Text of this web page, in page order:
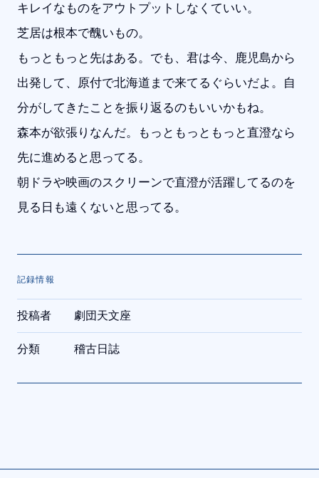
キレイなものをアウトプットしなくていい。
芝居は根本で醜いもの。
もっともっと先はある。でも、君は今、鹿児島から
出発して、原付で北海道まで来てるぐらいだよ。自
分がしてきたことを振り返るのもいいかもね。
森本が欲張りなんだ。もっともっともっと直澄なら
先に進めると思ってる。
朝ドラや映画のスクリーンで直澄が活躍してるのを
見る日も遠くないと思ってる。
記録情報
投稿者 劇団天文座
分類 稽古日誌